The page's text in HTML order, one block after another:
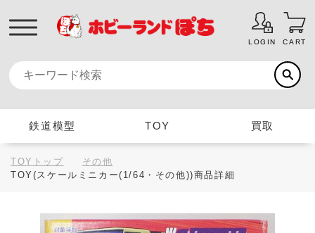
LOGIN CART
鉄道模型 TOY 買取
TOYトップ
その他
TOY(スケールミニカー(1/64・その他))商品詳細